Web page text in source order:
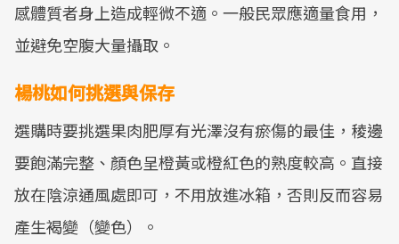
感體質者身上造成輕微不適。一般民眾應適量食用，
並避免空腹大量攝取。
楊桃如何挑選與保存
選購時要挑選果肉肥厚有光澤沒有瘀傷的最佳，稜邊
要飽滿完整、顏色呈橙黃或橙紅色的熟度較高。直接
放在陰涼通風處即可，不用放進冰箱，否則反而容易
產生褐變（變色）。